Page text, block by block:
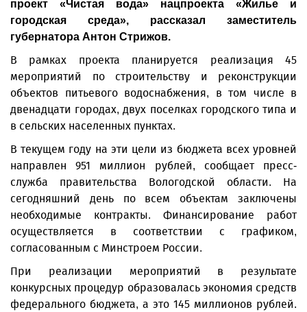
проект «Чистая вода» нацпроекта «Жилье и
городская среда», рассказал заместитель
губернатора Антон Стрижов.
В рамках проекта планируется реализация 45
мероприятий по строительству и реконструкции
объектов питьевого водоснабжения, в том числе в
двенадцати городах, двух поселках городского типа и
в сельских населенных пунктах.
В текущем году на эти цели из бюджета всех уровней
направлен 951 миллион рублей, сообщает пресс-
служба правительства Вологодской области. На
сегодняшний день по всем объектам заключены
необходимые контракты. Финансирование работ
осуществляется в соответствии с графиком,
согласованным с Минстроем России.
При реализации мероприятий в результате
конкурсных процедур образовалась экономия средств
федерального бюджета, а это 145 миллионов рублей.